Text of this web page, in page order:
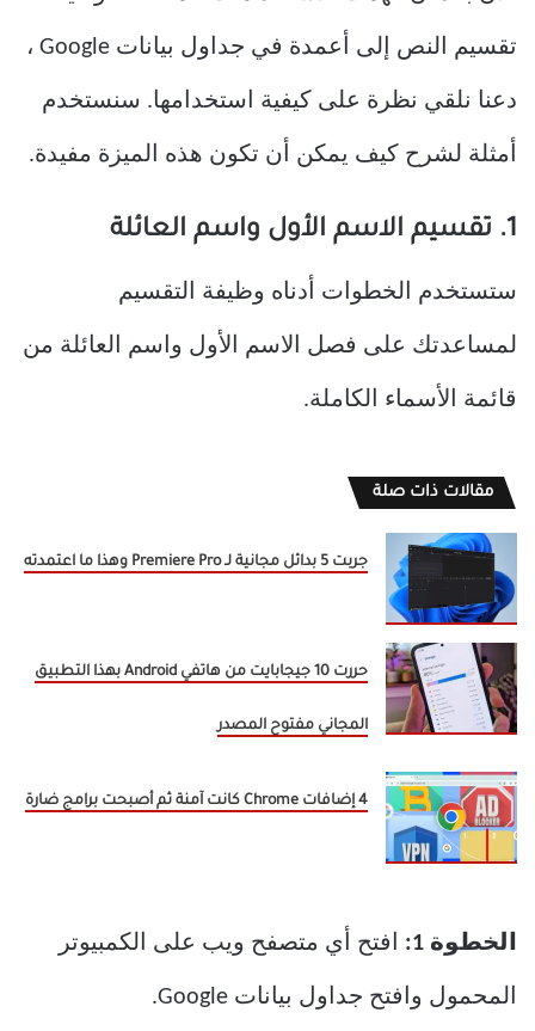
تقسيم النص إلى أعمدة في جداول بيانات Google ،
دعنا نلقي نظرة على كيفية استخدامها. سنستخدم
أمثلة لشرح كيف يمكن أن تكون هذه الميزة مفيدة.
1. تقسيم الاسم الأول واسم العائلة
ستستخدم الخطوات أدناه وظيفة التقسيم
لمساعدتك على فصل الاسم الأول واسم العائلة من
قائمة الأسماء الكاملة.
مقالات ذات صلة
جربت 5 بدائل مجانية لـ Premiere Pro وهذا ما اعتمدته
حررت 10 جيجابايت من هاتفي Android بهذا التطبيق
المجاني مفتوح المصدر
4 إضافات Chrome كانت آمنة ثم أصبحت برامج ضارة
الخطوة 1: افتح أي متصفح ويب على الكمبيوتر
المحمول وافتح جداول بيانات Google.